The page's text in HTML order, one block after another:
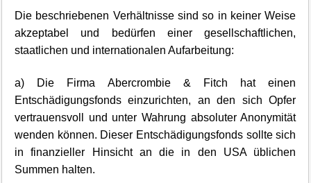
Die beschriebenen Verhältnisse sind so in keiner Weise
akzeptabel und bedürfen einer gesellschaftlichen,
staatlichen und internationalen Aufarbeitung:
a) Die Firma Abercrombie & Fitch hat einen
Entschädigungsfonds einzurichten, an den sich Opfer
vertrauensvoll und unter Wahrung absoluter Anonymität
wenden können. Dieser Entschädigungsfonds sollte sich
in finanzieller Hinsicht an die in den USA üblichen
Summen halten.